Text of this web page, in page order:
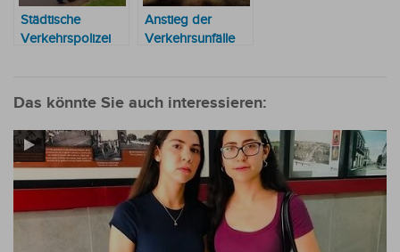
Städtische
Verkehrspolizei
Anstieg der
Verkehrsunfälle
Das könnte Sie auch interessieren: